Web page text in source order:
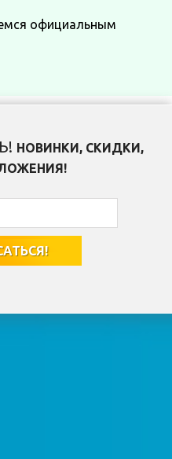
официальным
НОВИНКИ, СКИДКИ,